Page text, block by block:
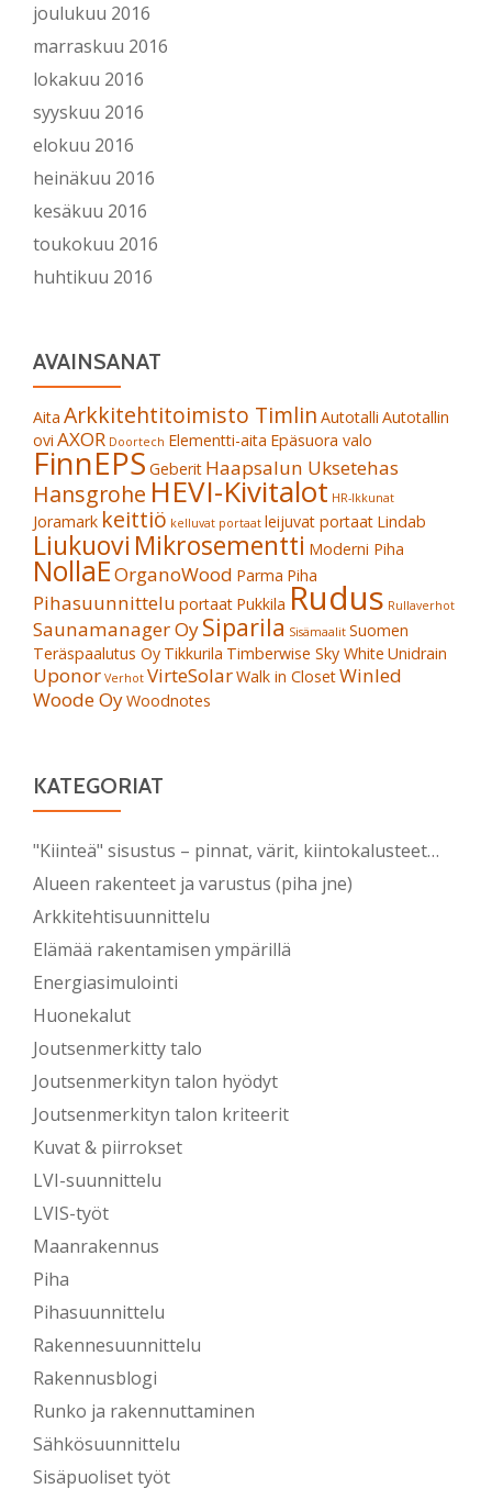
joulukuu 2016
marraskuu 2016
lokakuu 2016
syyskuu 2016
elokuu 2016
heinäkuu 2016
kesäkuu 2016
toukokuu 2016
huhtikuu 2016
AVAINSANAT
Aita Arkkitehtitoimisto Timlin Autotalli Autotallin
ovi AXOR Doortech Elementti-aita Epäsuora valo
FinnEPS Geberit Haapsalun Uksetehas
Hansgrohe HEVI-Kivitalot HR-Ikkunat
Joramark keittiö kelluvat portaat leijuvat portaat Lindab
Liukuovi Mikrosementti Moderni Piha
NollaEOrganoWood Parma Piha
Pihasuunnittelu portaat Pukkila Rudus Rullaverhot
Saunamanager OySiparila Sisämaalit Suomen
Teräspaalutus Oy Tikkurila Timberwise Sky White Unidrain
Uponor Verhot VirteSolarWalk in ClosetWinled
Woode OyWoodnotes
KATEGORIAT
"Kiinteä" sisustus – pinnat, värit, kiintokalusteet…
Alueen rakenteet ja varustus (piha jne)
Arkkitehtisuunnittelu
Elämää rakentamisen ympärillä
Energiasimulointi
Huonekalut
Joutsenmerkitty talo
Joutsenmerkityn talon hyödyt
Joutsenmerkityn talon kriteerit
Kuvat & piirrokset
LVI-suunnittelu
LVIS-työt
Maanrakennus
Piha
Pihasuunnittelu
Rakennesuunnittelu
Rakennusblogi
Runko ja rakennuttaminen
Sähkösuunnittelu
Sisäpuoliset työt